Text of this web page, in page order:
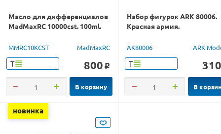
Масло для дифференциалов
MadMaxRC 10000cst. 100ml.
MMRC10KCST MadMaxRC
Т 800 o
В корзину
Набор фигурок ARK 80006.
Красная армия.
AK80006 ARK
Т 310
В
новинка